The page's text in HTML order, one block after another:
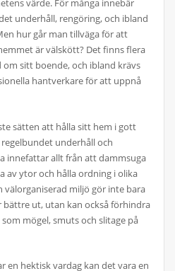
värde. För många innebär
underhåll, rengöring, och ibland
hur går man tillväga för att
är välskött? Det finns flera
sitt boende, och ibland krävs
hantverkare för att uppnå
sätten att hålla sitt hem i gott
underhåll och
innefattar allt från att dammsuga
av ytor och hålla ordning i olika
välorganiserad miljö gör inte bara
bättre ut, utan kan också förhindra
mögel, smuts och slitage på
en hektisk vardag kan det vara en